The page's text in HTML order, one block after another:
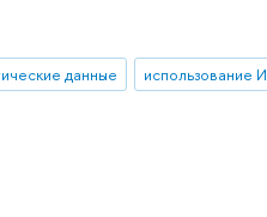
данные
использование